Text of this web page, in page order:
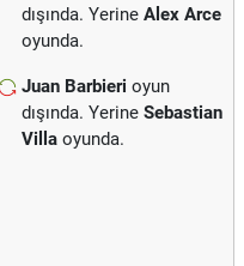
dışında. Yerine Alex Arce
oyunda.
Juan Barbieri oyun
dışında. Yerine Sebastian
Villa oyunda.